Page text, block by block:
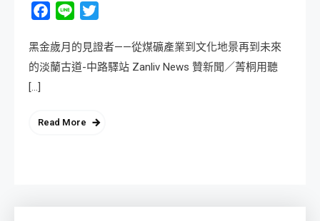
Facebook
Line
黑金歲月的見證者——從煤礦產業到文化地景再到未來
的淡蘭古道-中路驛站 Zanliv News 贊新聞／菁桐用聽
[…]
Read More